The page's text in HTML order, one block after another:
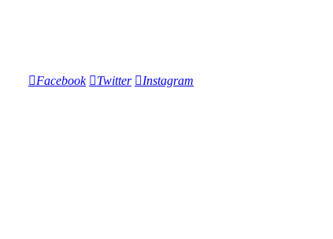
Facebook Twitter Instagram